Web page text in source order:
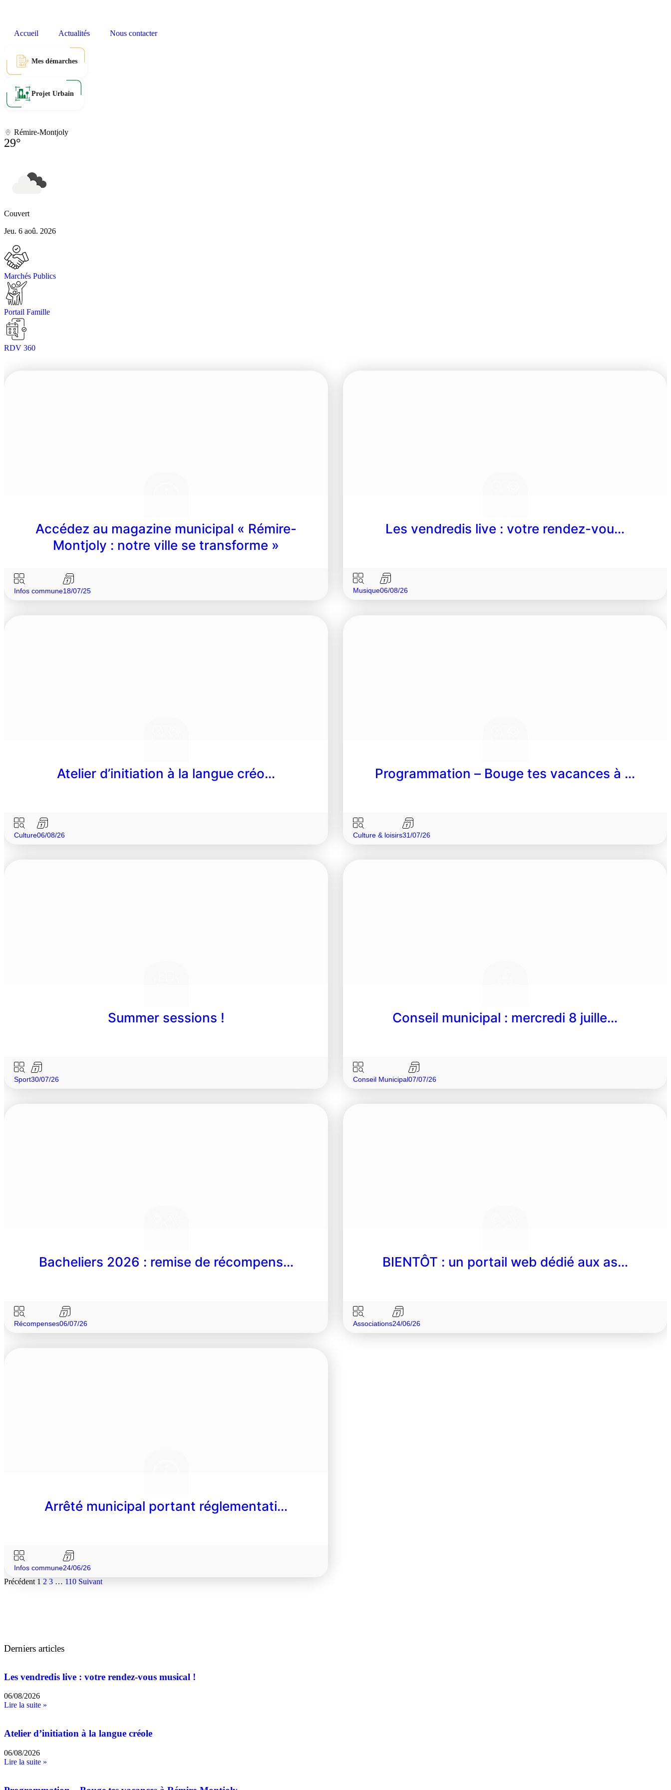
Accueil Actualités Nous contacter
Mes démarches
Projet Urbain
Rémire-Montjoly
29°
Couvert
Jeu. 6 aoû. 2026
Marchés Publics
Portail Famille
RDV 360
Accédez au magazine municipal « Rémire-
Montjoly : notre ville se transforme »
Infos commune18/07/25
Les vendredis live : votre rendez-vou…
Musique06/08/26
Atelier d’initiation à la langue créo…
Culture06/08/26
Programmation – Bouge tes vacances à …
Culture & loisirs31/07/26
Summer sessions !
Sport30/07/26
Conseil municipal : mercredi 8 juille…
Conseil Municipal07/07/26
Bacheliers 2026 : remise de récompens…
Récompenses06/07/26
BIENTÔT : un portail web dédié aux as…
Associations24/06/26
Arrêté municipal portant réglementati…
Infos commune24/06/26
Précédent 1 2 3 … 110 Suivant
Derniers articles
Les vendredis live : votre rendez-vous musical !
06/08/2026
Lire la suite »
Atelier d’initiation à la langue créole
06/08/2026
Lire la suite »